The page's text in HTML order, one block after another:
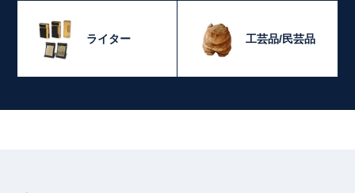
ライター 工芸品/民芸品